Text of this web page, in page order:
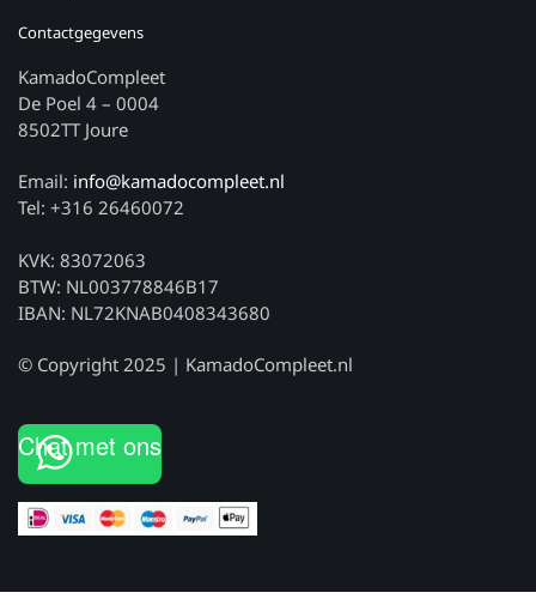
Contactgegevens
KamadoCompleet
De Poel 4 – 0004
8502TT Joure
Email: info@kamadocompleet.nl
Tel: +316 26460072
KVK: 83072063
BTW: NL003778846B17
IBAN: NL72KNAB0408343680
© Copyright 2025 | KamadoCompleet.nl
Chat met ons